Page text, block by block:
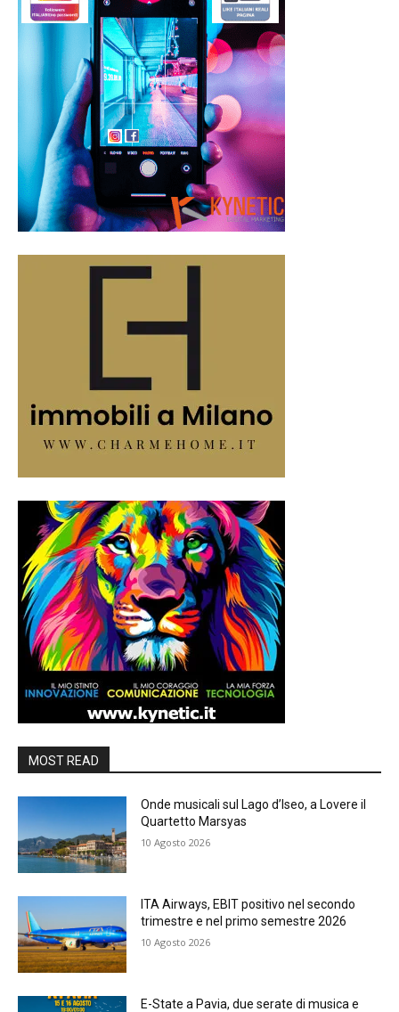
MOST READ
Onde musicali sul Lago d’Iseo, a Lovere il
Quartetto Marsyas
10 Agosto 2026
ITA Airways, EBIT positivo nel secondo
trimestre e nel primo semestre 2026
10 Agosto 2026
E-State a Pavia, due serate di musica e